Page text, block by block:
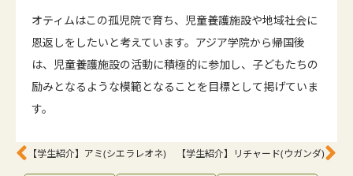
オティムはこの孤児院で育ち、児童養護施設や地域社会に
恩返しをしたいと考えています。アジア学院から帰国後
は、児童養護施設の活動に積極的に参加し、子どもたちの
励みとなるような模範となることを目標として掲げていま
す。
【学生紹介】アミ(シエラレオネ) 【学生紹介】リチャード(ウガンダ)